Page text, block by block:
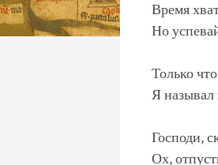
Время
Но
Только
Я называл
Господи,
Ох,